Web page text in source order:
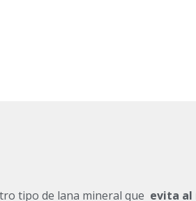
tipo de lana mineral que evita al